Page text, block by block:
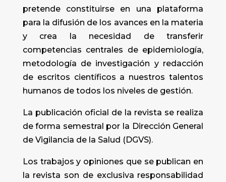
pretende constituirse en una plataforma
para la difusión de los avances en la materia
y crea la necesidad de transferir
competencias centrales de epidemiología,
metodología de investigación y redacción
de escritos científicos a nuestros talentos
humanos de todos los niveles de gestión.
La publicación oficial de la revista se realiza
de forma semestral por la Dirección General
de Vigilancia de la Salud (DGVS).
Los trabajos y opiniones que se publican en
la revista son de exclusiva responsabilidad